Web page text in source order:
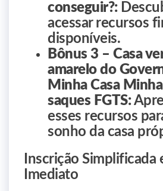
conseguir?:
acessar recursos
disponíveis.
Bônus 3 – Casa
amarelo do
Minha Casa
saques FGTS:
esses recursos
sonho da casa
Inscrição Simplificada
Imediato